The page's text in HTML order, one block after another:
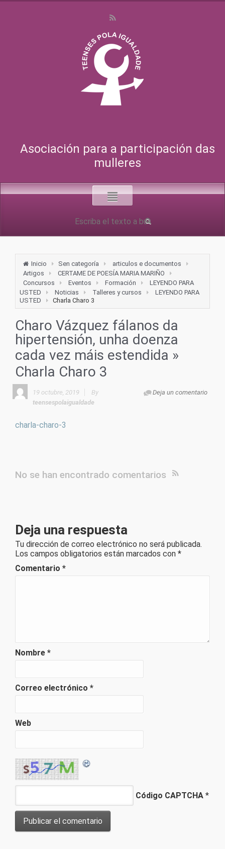
Asociación para a participación das
mulleres
Inicio Sen categoría
articulos e documentos
Artigos
CERTAME DE POESÍA MARIA MARIÑO
Concursos
Eventos Formación
LEYENDO PARA
USTED
Noticias Talleres y cursos
LEYENDO PARA
USTED
Charla Charo 3
Charo Vázquez fálanos da
hipertensión, unha doenza
cada vez máis estendida »
Charla Charo 3
19 octubre, 2019 Deja un comentario
By
teensespolaigualdade
charla-charo-3
No se han encontrado comentarios
Deja una respuesta
Tu dirección de correo electrónico no será publicada.
Los campos obligatorios están marcados con *
Comentario *
Nombre *
Correo electrónico *
Web
Código CAPTCHA *